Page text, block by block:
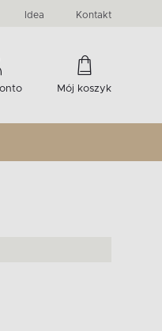
Idea Kontakt
Mój koszyk
witryny...